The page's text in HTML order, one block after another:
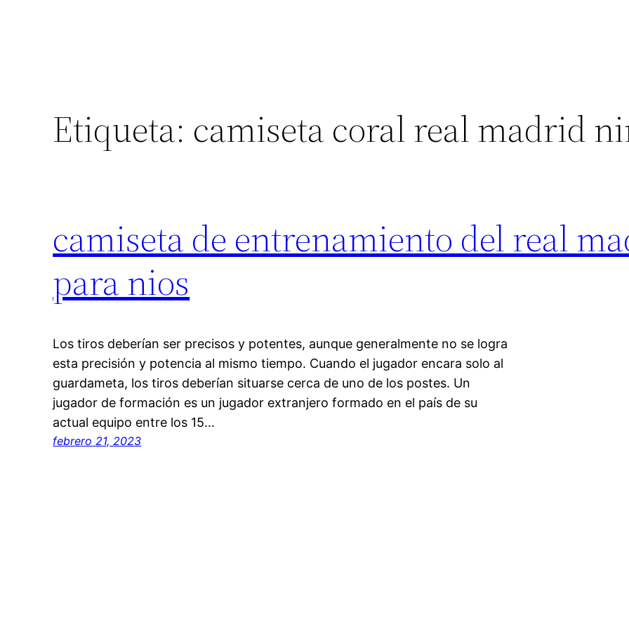
Etiqueta: camiseta coral real madrid
camiseta de entrenamiento del real
para nios
Los tiros deberían ser precisos y potentes, aunque generalmente no se logra
esta precisión y potencia al mismo tiempo. Cuando el jugador encara solo al
guardameta, los tiros deberían situarse cerca de uno de los postes. Un
jugador de formación es un jugador extranjero formado en el país de su
actual equipo entre los 15…
febrero 21, 2023